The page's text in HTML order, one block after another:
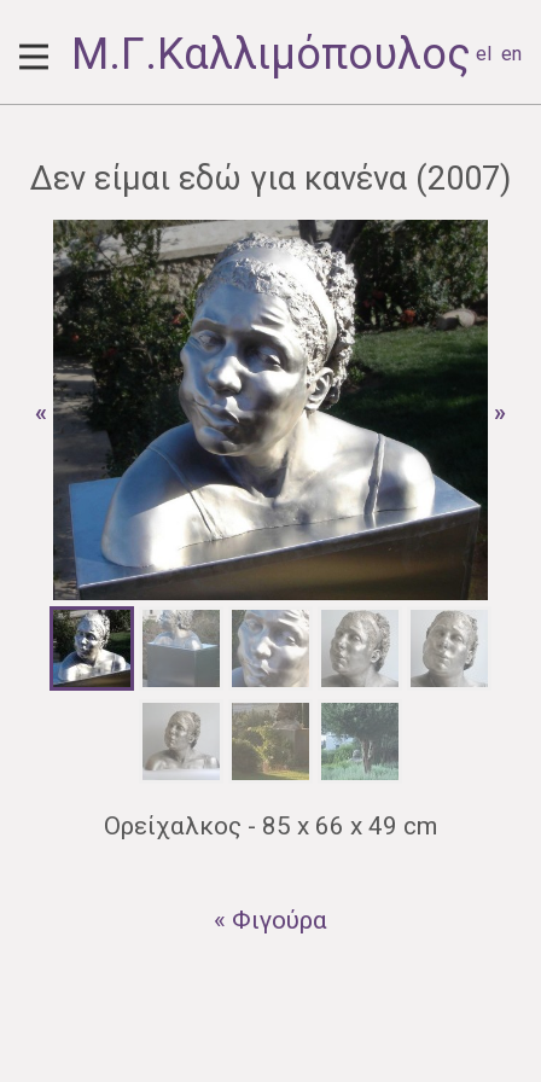
Μ.Γ.Καλλιμόπουλος el en
Δεν είμαι εδώ για κανένα (2007)
« »
Ορείχαλκος - 85 x 66 x 49 cm
« Φιγούρα